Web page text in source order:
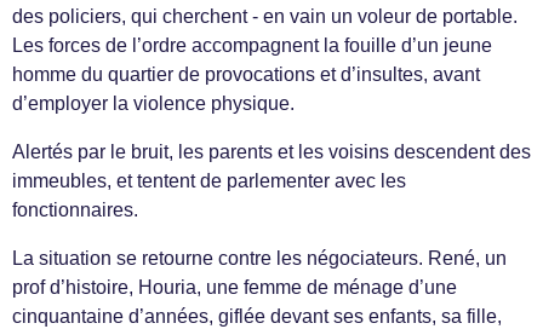
des policiers, qui cherchent - en vain un voleur de portable.
Les forces de l’ordre accompagnent la fouille d’un jeune
homme du quartier de provocations et d’insultes, avant
d’employer la violence physique.
Alertés par le bruit, les parents et les voisins descendent des
immeubles, et tentent de parlementer avec les
fonctionnaires.
La situation se retourne contre les négociateurs. René, un
prof d’histoire, Houria, une femme de ménage d’une
cinquantaine d’années, giflée devant ses enfants, sa fille,